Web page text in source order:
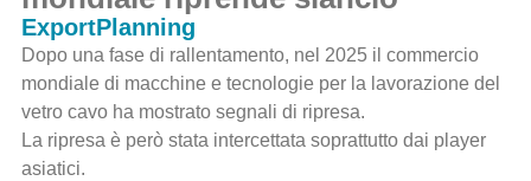
ExportPlanning
Dopo una fase di rallentamento, nel 2025 il commercio
mondiale di macchine e tecnologie per la lavorazione del
vetro cavo ha mostrato segnali di ripresa.
La ripresa è però stata intercettata soprattutto dai player
asiatici.